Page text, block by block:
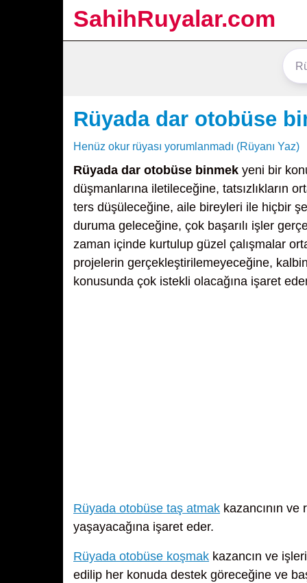
SahihRuyalar.com
Rüyada dar otobüse
Henüz okur rüyası yorumlanmadı (Rüyanı Yaz)
Rüyada dar otobüse binmek yeni bir
düşmanlarına iletileceğine, tatsızlıkların
ters düşüleceğine, aile bireyleri ile hiçbir
duruma geleceğine, çok başarılı işler
zaman içinde kurtulup güzel çalışmalar
projelerin gerçekleştirilemeyeceğine,
konusunda çok istekli olacağına işaret
Rüyada otobüse taş atmak kazancının ve
yaşayacağına işaret eder.
Rüyada otobüse koşmak kazancın ve
edilip her konuda destek göreceğine ve